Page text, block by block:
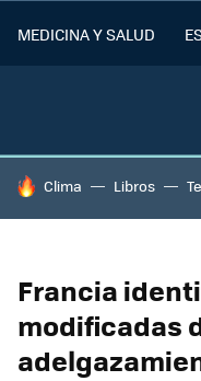
MEDICINA Y SALUD
HOY SE HABLA DE
Clima Libros
Francia
modificadas